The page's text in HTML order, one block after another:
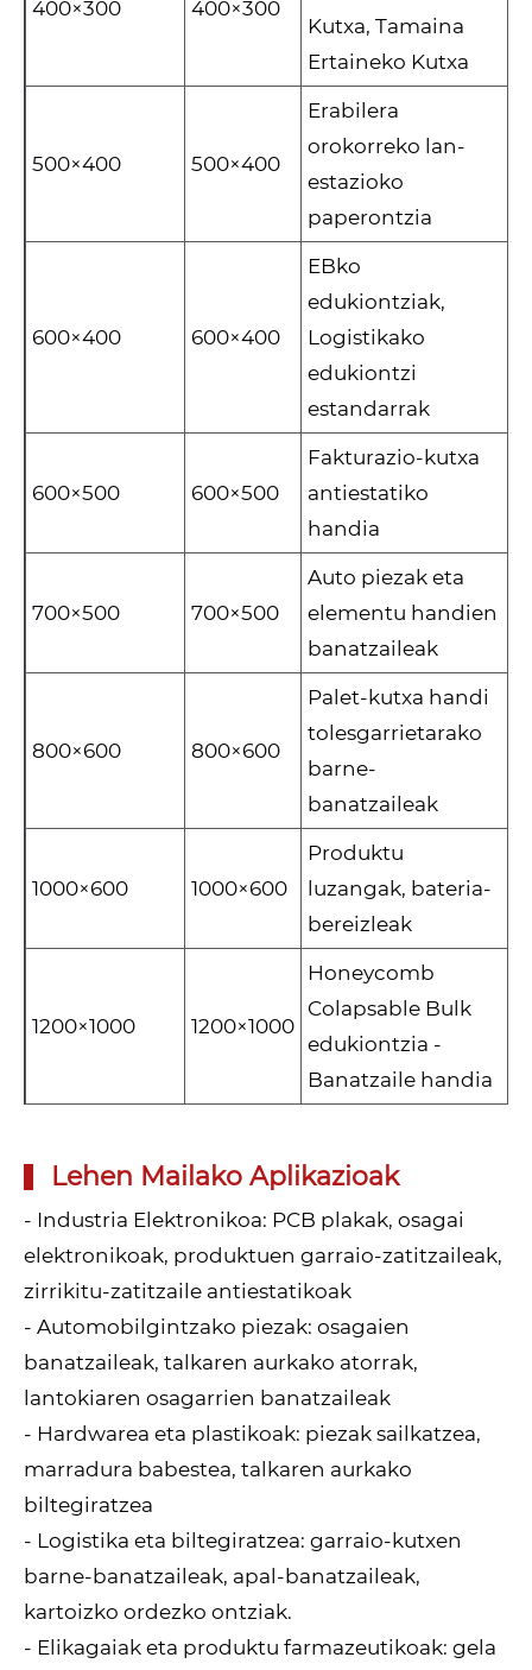
400×300 400×300
Kutxa, Tamaina
Ertaineko Kutxa
500×400 500×400
Erabilera
orokorreko lan-
estazioko
paperontzia
600×400 600×400
EBko
edukiontziak,
Logistikako
edukiontzi
estandarrak
600×500 600×500
Fakturazio-kutxa
antiestatiko
handia
700×500 700×500
Auto piezak eta
elementu handien
banatzaileak
800×600 800×600
Palet-kutxa handi
tolesgarrietarako
barne-
banatzaileak
1000×600 1000×600
Produktu
luzangak, bateria-
bereizleak
1200×1000 1200×1000
Honeycomb
Colapsable Bulk
edukiontzia -
Banatzaile handia
Lehen Mailako Aplikazioak
- Industria Elektronikoa: PCB plakak, osagai
elektronikoak, produktuen garraio-zatitzaileak,
zirrikitu-zatitzaile antiestatikoak
- Automobilgintzako piezak: osagaien
banatzaileak, talkaren aurkako atorrak,
lantokiaren osagarrien banatzaileak
- Hardwarea eta plastikoak: piezak sailkatzea,
marradura babestea, talkaren aurkako
biltegiratzea
- Logistika eta biltegiratzea: garraio-kutxen
barne-banatzaileak, apal-banatzaileak,
kartoizko ordezko ontziak.
- Elikagaiak eta produktu farmazeutikoak: gela